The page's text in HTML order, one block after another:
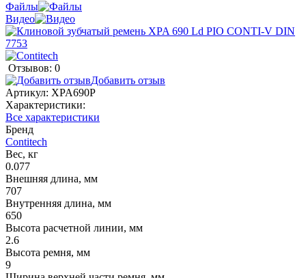
Файлы
Видео
Отзывов: 0
Добавить отзыв
Артикул: XPA690P
Характеристики:
Все характеристики
Бренд
Contitech
Вес, кг
0.077
Внешняя длина, мм
707
Внутренняя длина, мм
650
Высота расчетной линии, мм
2.6
Высота ремня, мм
9